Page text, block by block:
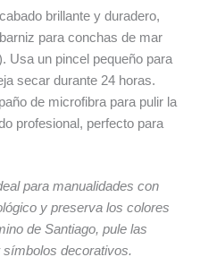
brillante y duradero,
para conchas de mar
Usa un pincel pequeño para
secar durante 24 horas.
de microfibra para pulir la
profesional, perfecto para
para manualidades con
y preserva los colores
de Santiago, pule las
decorativos.